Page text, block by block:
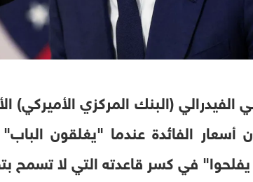
(البنك المركزي الأميركي)
الفائدة عندما "يغلقون
في كسر قاعدته التي لا تسمح